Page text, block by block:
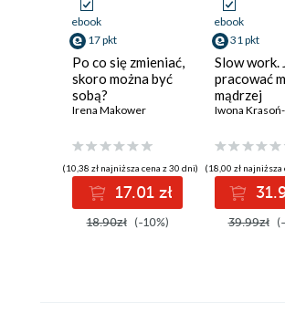
ebook
17 pkt
Po co się zmieniać,
skoro można być
sobą?
Irena Makower
(10,38 zł najniższa cena z 30 dni)
17.01 zł
18.90zł (-10%)
ebook
31 pkt
Slow work.
pracować
mądrzej
(18,00 zł najniższa
39.99zł